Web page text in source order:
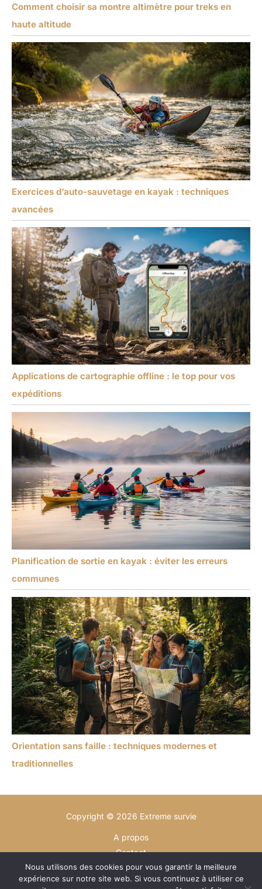
Comment choisir sa montre altimètre pour treks en
haute altitude
Exercices d’auto-sauvetage en kayak : techniques
avancées
Applications de cartographie offline : le top pour vos
expéditions
Planification de sortie en kayak : éviter les erreurs
communes
Orientation sans faille : techniques modernes et
traditionnelles
Copyright © 2026 Extreme survie
A propos
Contact
Plan du site
Mentions légales
Nous utilisons des cookies pour vous garantir la meilleure
expérience sur notre site web. Si vous continuez à utiliser ce